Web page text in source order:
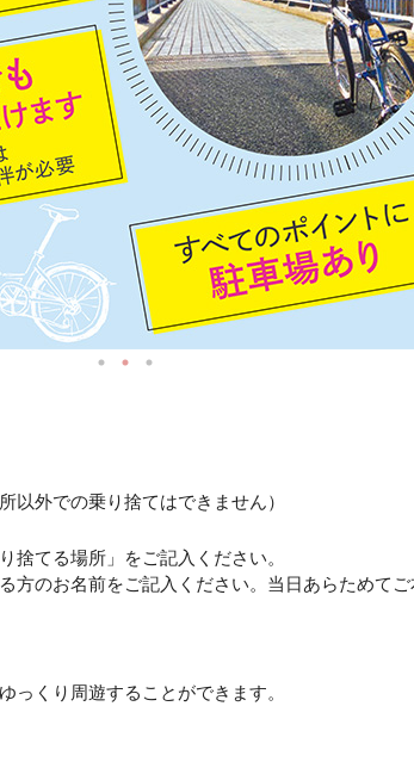
以外での乗り捨てはできません）
てる場所」をご記入ください。
のお名前をご記入ください。当日あらためてご
っくり周遊することができます。